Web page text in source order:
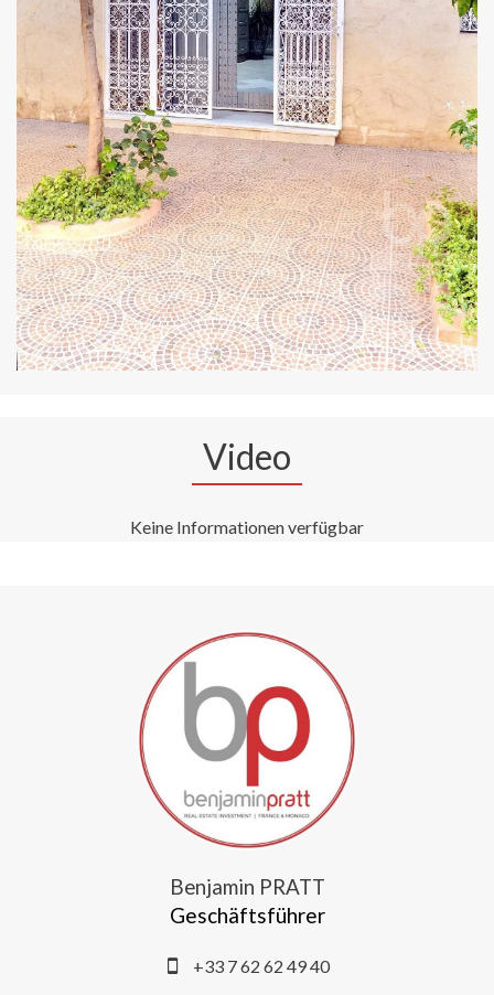
Video
Keine Informationen verfügbar
Benjamin PRATT
Geschäftsführer
+33 7 62 62 49 40